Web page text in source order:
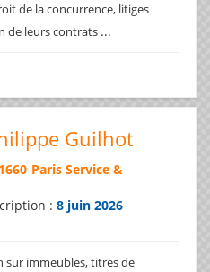
de la concurrence, litiges
de leurs contrats ...
Guilhot
-Paris Service &
: 8 juin 2026
sur immeubles, titres de